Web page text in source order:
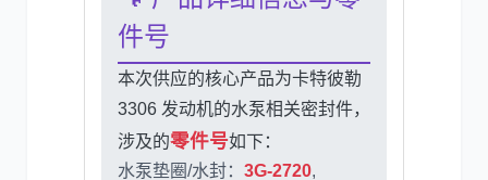
件号
本次供应的核心产品为卡特彼勒
3306 发动机的水泵相关密封件，
涉及的零件号如下：
水泵垫圈/水封： 3G-2720,